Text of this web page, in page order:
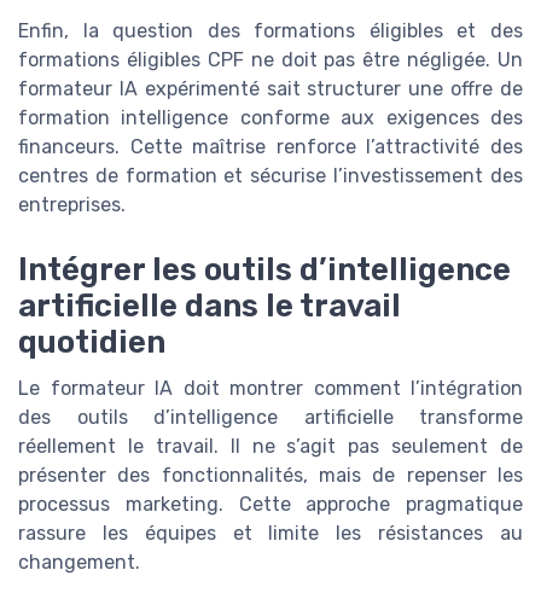
Enfin, la question des formations éligibles et des
formations éligibles CPF ne doit pas être négligée. Un
formateur IA expérimenté sait structurer une offre de
formation intelligence conforme aux exigences des
financeurs. Cette maîtrise renforce l’attractivité des
centres de formation et sécurise l’investissement des
entreprises.
Intégrer les outils d’intelligence
artificielle dans le travail
quotidien
Le formateur IA doit montrer comment l’intégration
des outils d’intelligence artificielle transforme
réellement le travail. Il ne s’agit pas seulement de
présenter des fonctionnalités, mais de repenser les
processus marketing. Cette approche pragmatique
rassure les équipes et limite les résistances au
changement.